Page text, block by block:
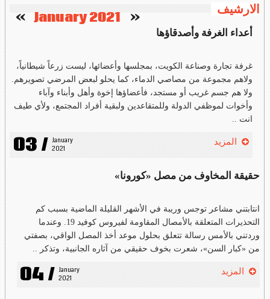
الارشيف «
January 2021
»
أعداء الغرفة وأصدقاؤها
غرفة تجارة وصناعة الكويت، بمجلسها وأعضائها، ليست زرعاً شيطانياً،
ولاهم مجموعة من مصاصي الدماء، كما يحلو لبعض المرضي تصويرهم.
ولا هم جسم غريب أو مستجد، فأعضاؤها إخوة وأهل وأبناء وآباء
وأخوات لموظفي الدولة وللمتقاعدين ولبقية أفراد المجتمع، ولأي طيف
انت ..
03 / January
2021
المزيد
حقيقة المخاوف من مصل «كورونا»
انتابتني مشاعر توجس وريبة في الأشهر القليلة الماضية بسبب كم
التحذيرات المتعلقة بالأمصال المقاومة لفيروس كوفيد 19. وعندما
وردتني بالأمس رسالة تتعلق بحلول موعد أخذ المصل الواقي، بصفتي
من «كبار السن»، شعرت بخوف حقيقي من آثاره الجانبية، وتذكر ..
04 / January
2021
المزيد